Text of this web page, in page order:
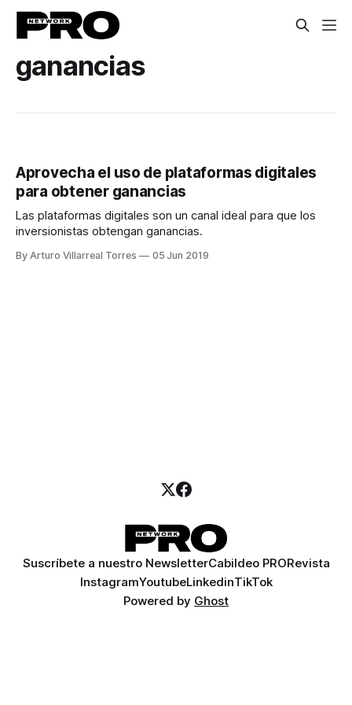
ganancias
Aprovecha el uso de plataformas digitales
para obtener ganancias
Las plataformas digitales son un canal ideal para que los
inversionistas obtengan ganancias.
By Arturo Villarreal Torres 05 Jun 2019
Suscríbete a nuestro NewsletterCabildeo PRORevista
InstagramYoutubeLinkedinTikTok
Powered by Ghost